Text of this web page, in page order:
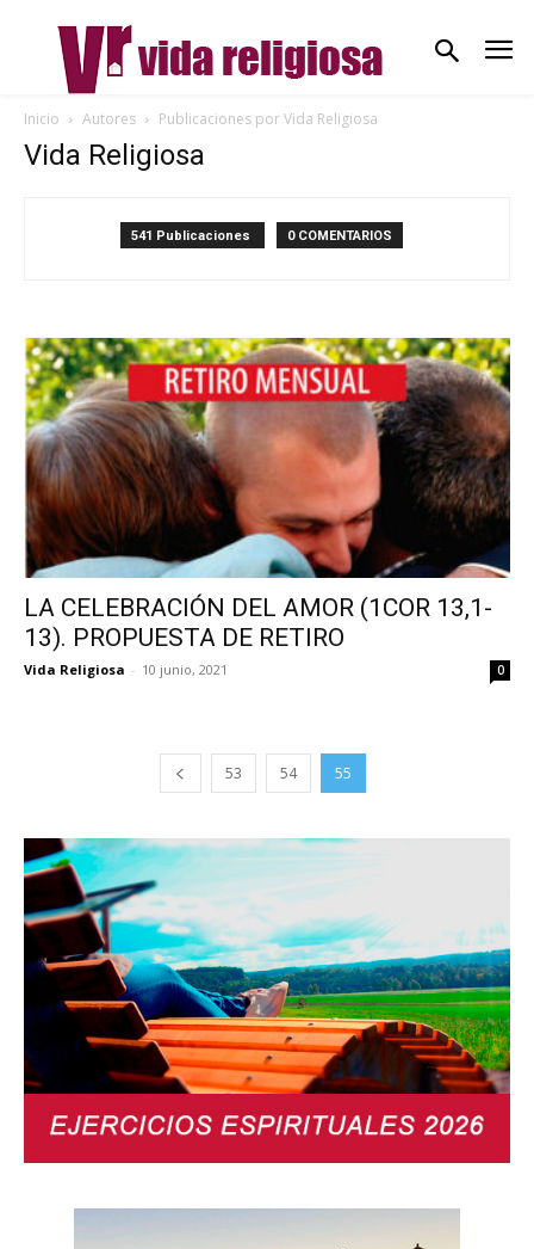
Inicio Autores Publicaciones por Vida Religiosa
Vida Religiosa
541 Publicaciones 0 COMENTARIOS
LA CELEBRACIÓN DEL AMOR (1COR 13,1-
13). PROPUESTA DE RETIRO
Vida Religiosa - 10 junio, 2021 0
53 54 55